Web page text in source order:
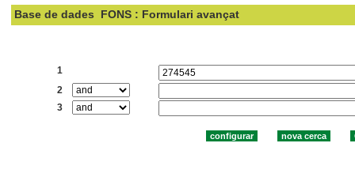
Base de dades FONS : Formulari avançat
1
2
3